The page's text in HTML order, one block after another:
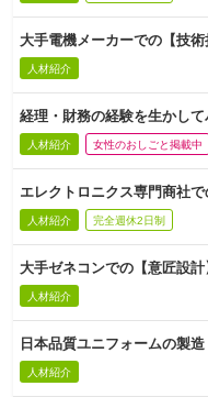
大手電機メーカーでの【技
人材紹介
経理・財務の経験を生かして
人材紹介 女性のおしごと掲載中
エレクトロニクス専門商社
人材紹介 完全週休2日制
大手ゼネコンでの【意匠設
人材紹介
日本品質ユニフォームの製
人材紹介